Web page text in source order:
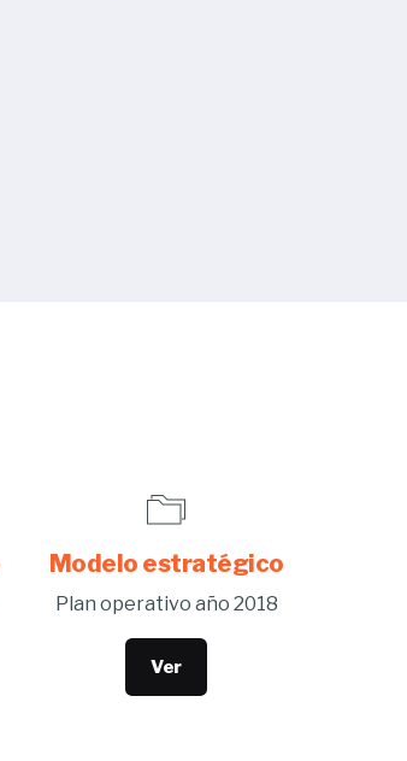
Modelo estratégico
Plan operativo año 2018
Ver